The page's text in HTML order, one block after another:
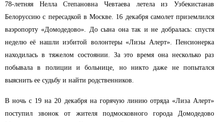
78-летняя Нелла Степановна Чевтаева летела из Узбекистанав
Белоруссию с пересадкой в Москве. 16 декабря самолет приземлился
ваэропорту «Домодедово». До сына она так и не добралась: спустя
неделю её нашли избитой волонтеры «Лизы Алерт». Пенсионерка
находилась в тяжелом состоянии. За это время она несколько раз
побывала в полиции и больнице, но никто даже не попытался
выяснить ее судьбу и найти родственников.
В ночь с 19 на 20 декабря на горячую линию отряда «Лиза Алерт»
поступил звонок от жителя подмосковного города Домодедово